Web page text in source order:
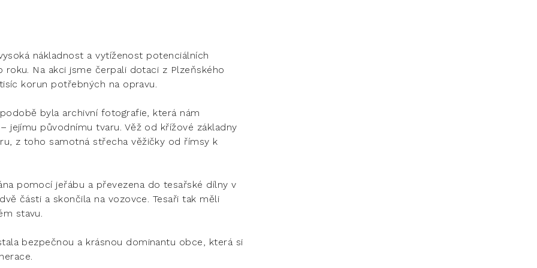
nákladnost a vytíženost potenciálních
Na akci jsme čerpali dotaci z Plzeňského
korun potřebných na opravu.
byla archivní fotografie, která nám
původnímu tvaru. Věž od křížové základny
z toho samotná střecha věžičky od římsy k
pomocí jeřábu a převezena do tesařské dílny v
části a skončila na vozovce. Tesaři tak měli
stavu.
bezpečnou a krásnou dominantu obce, která si